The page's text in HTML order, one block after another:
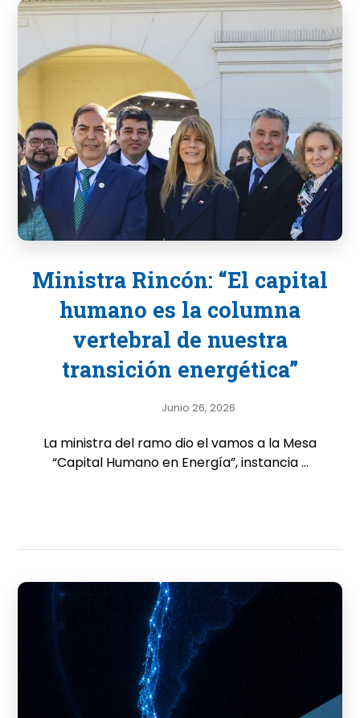
Ministra Rincón: “El capital
humano es la columna
vertebral de nuestra
transición energética”
Junio 26, 2026
La ministra del ramo dio el vamos a la Mesa
“Capital Humano en Energía”, instancia ...